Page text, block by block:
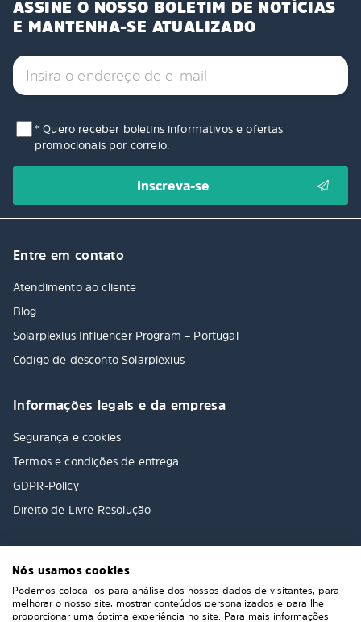
ASSINE O NOSSO BOLETIM DE NOTÍCIAS
E MANTENHA-SE ATUALIZADO
* Quero receber boletins informativos e ofertas
promocionais por correio.
Entre em contato
Atendimento ao cliente
Blog
Solarplexius Influencer Program – Portugal
Código de desconto Solarplexius
Informações legais e da empresa
Segurança e cookies
Termos e condições de entrega
GDPR-Policy
Direito de Livre Resolução
Nós usamos cookies
Podemos colocá-los para análise dos nossos dados de visitantes, para
melhorar o nosso site, mostrar conteúdos personalizados e para lhe
proporcionar uma óptima experiência no site. Para mais informações